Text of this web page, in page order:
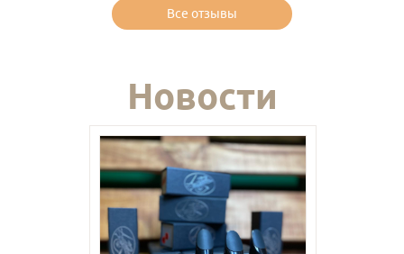
Все отзывы
Новости